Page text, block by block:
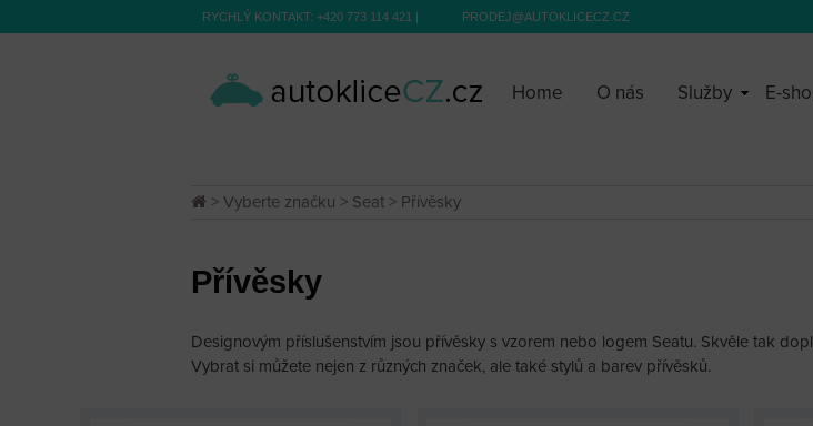
RYCHLÝ KONTAKT: +420 773 114 421 | PRODEJ@AUTOKLICECZ.CZ
Home O nás Služby E-
> Vyberte značku > Seat > Přívěsky
Přívěsky
Designovým příslušenstvím jsou přívěsky s vzorem nebo logem Seatu. Skvěle tak
Vybrat si můžete nejen z různých značek, ale také stylů a barev přívěsků.